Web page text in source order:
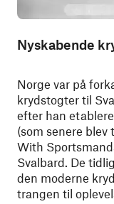
Nyskabende
Norge var på
krydstogter til
efter han
(som senere
With
Svalbard. De
den moderne
trangen til